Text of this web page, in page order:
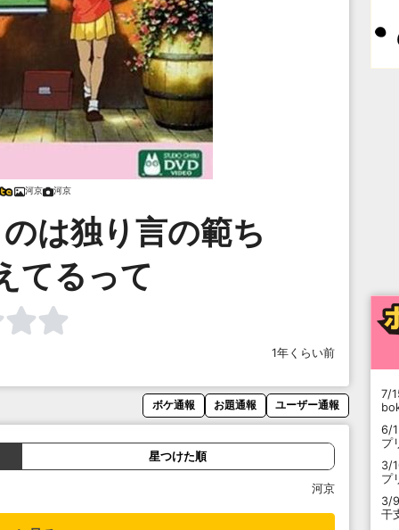
河京 河京
は独り言の範ち
てるって
1年くらい前
ボケ通報 お題通報 ユーザー通報
星つけた順
河京
7/
6/
プ
3/
プ
3/9
干